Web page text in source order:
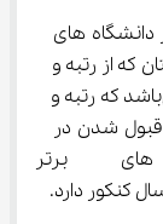
در دانشگاه های
که از رتبه و
سطح علمی بالایی برخوردار است، ضروری می‌باشد که رتبه و
قبول شدن در
برتر